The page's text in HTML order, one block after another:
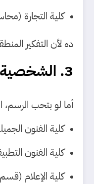
كلية التجارة
ده لأن التفكير
3. الشخصية الإبداعية والفنية
أما لو بتحب الرسم،
كلية الفنون
كلية الفنون
كلية الإعلام